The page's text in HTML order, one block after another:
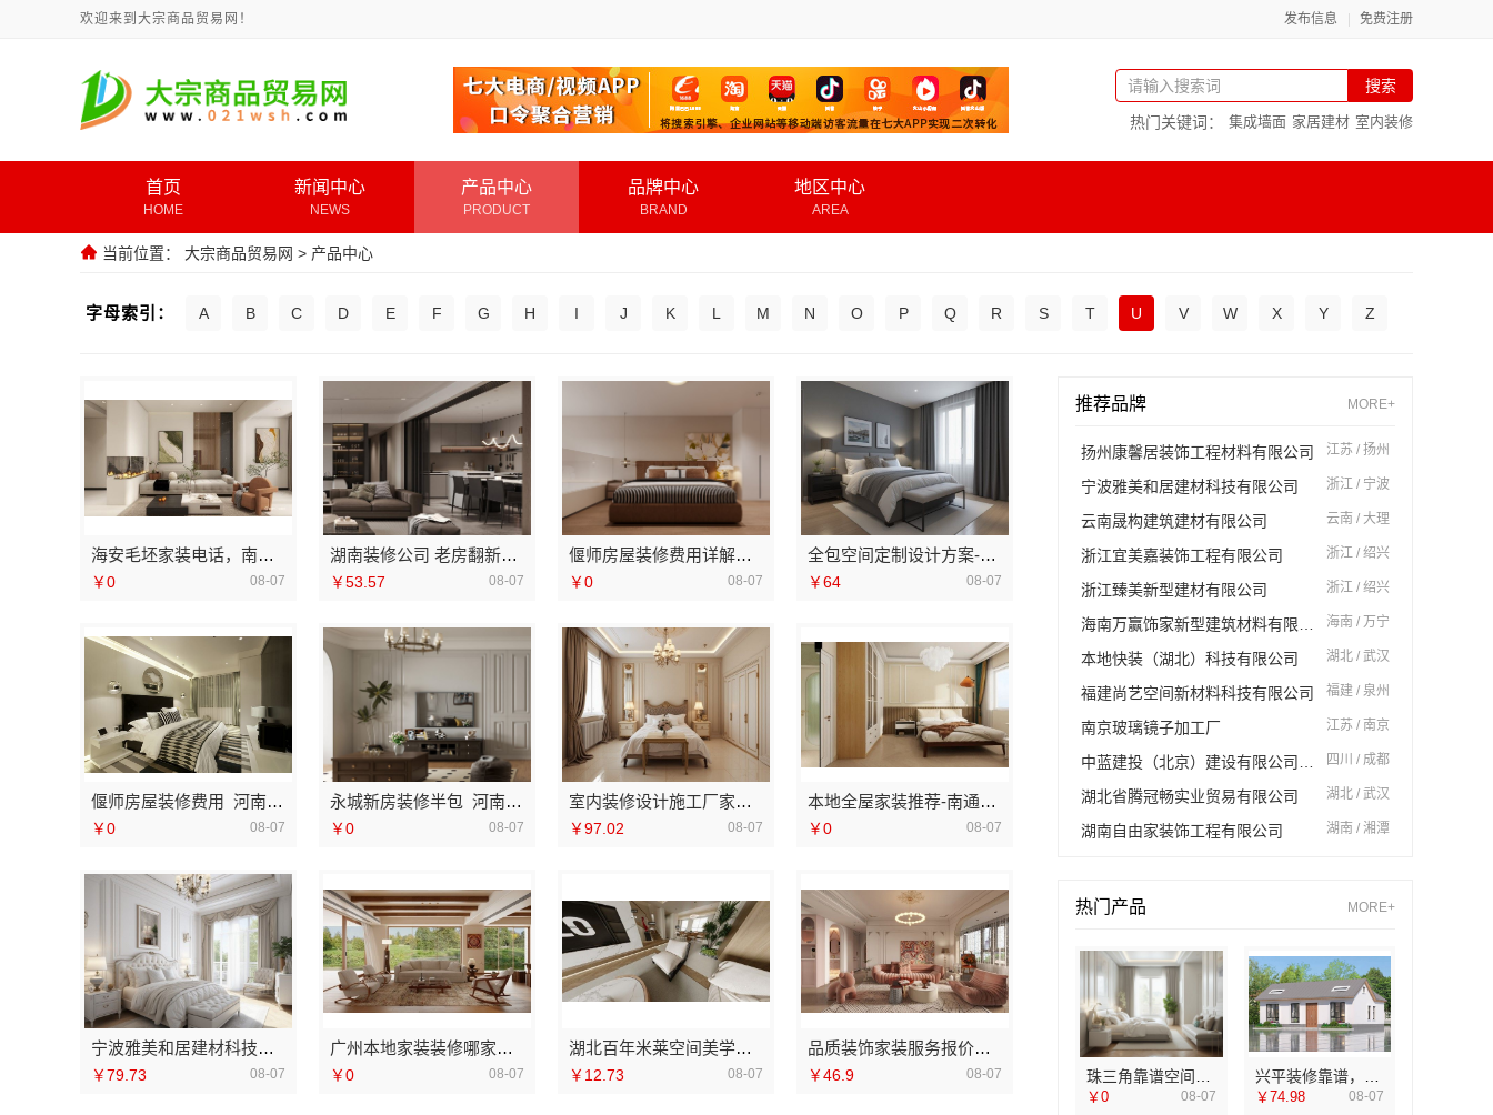
欢迎来到大宗商品贸易网！ 发布信息 免费注册
搜索
热门关键词： 集成墙面 家居建材 室内装修
首页
HOME
新闻中心
NEWS
产品中心
PRODUCT
品牌中心
BRAND
地区中心
AREA
当前位置： 大宗商品贸易网 > 产品中心
字母索引： A B C D E F G H I J K L M N O P Q R S T U V W X Y Z
海安毛坯家装电话，南通宏域全宅装饰建材有限公司
￥0 08-07
湖南装修公司 老房翻新0增项 闭口合同找湖南美学筑家建材
￥53.57 08-07
偃师房屋装修费用详解，河南璟臻环保建材有限公司帮您规划
￥0 08-07
全包空间定制设计方案-江西圣匠新型环保材料有限公司一站式整装
￥64 08-07
偃师房屋装修费用_河南璟臻环保建材有限公司报价透明
￥0 08-07
永城新房装修半包_河南璟臻环保建材有限公司
￥0 08-07
室内装修设计施工厂家江西圣匠新型环保材料有限公司
￥97.02 08-07
本地全屋家装推荐-南通宏域全宅装饰建材有限公司整装服务
￥0 08-07
宁波雅美和居建材科技有限公司|老牌家装改造新房整装
￥79.73 08-07
广州本地家装装修哪家专业毛坯房？精匠饰家全铝家居
￥0 08-07
湖北百年米莱空间美学装饰材料有限公司襄阳轻奢风设计装修
￥12.73 08-07
品质装饰家装服务报价透明就来佛山市雅居美家建筑装饰工程有限公司
￥46.9 08-07
推荐品牌 MORE+
扬州康馨居装饰工程材料有限公司 江苏 / 扬州
宁波雅美和居建材科技有限公司 浙江 / 宁波
云南晟构建筑建材有限公司 云南 / 大理
浙江宜美嘉装饰工程有限公司 浙江 / 绍兴
浙江臻美新型建材有限公司 浙江 / 绍兴
海南 / 万宁
本地快装（湖北）科技有限公司 湖北 / 武汉
福建尚艺空间新材料科技有限公司 福建 / 泉州
南京玻璃镜子加工厂 江苏 / 南京
四川 / 成都
湖北省腾冠畅实业贸易有限公司 湖北 / 武汉
湖南自由家装饰工程有限公司 湖南 / 湘潭
热门产品 MORE+
￥0 08-07 ￥74.98 08-07